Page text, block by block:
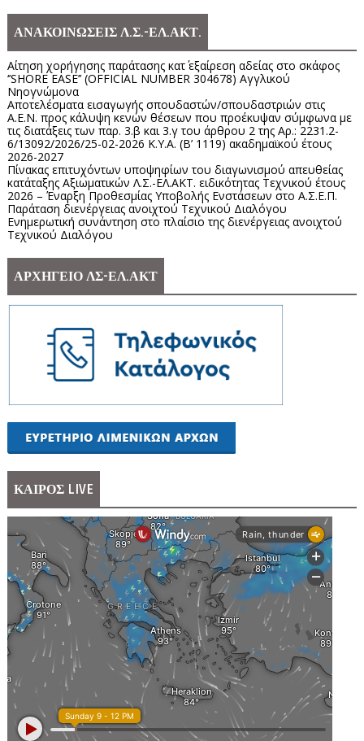
ΑΝΑΚΟΙΝΩΣΕΙΣ Λ.Σ.-ΕΛ.ΑΚΤ.
Αίτηση χορήγησης παράτασης κατ΄ εξαίρεση αδείας στο σκάφος
‘’SHORE EASE’’ (OFFICIAL NUMBER 304678) Αγγλικού
Νηογνώμονα
Αποτελέσματα εισαγωγής σπουδαστών/σπουδαστριών στις
Α.Ε.Ν. προς κάλυψη κενών θέσεων που προέκυψαν σύμφωνα με
τις διατάξεις των παρ. 3.β και 3.γ του άρθρου 2 της Αρ.: 2231.2-
6/13092/2026/25-02-2026 Κ.Υ.Α. (Β’ 1119) ακαδημαϊκού έτους
2026-2027
Πίνακας επιτυχόντων υποψηφίων του διαγωνισμού απευθείας
κατάταξης Αξιωματικών Λ.Σ.-ΕΛ.ΑΚΤ. ειδικότητας Τεχνικού έτους
2026 – Έναρξη Προθεσμίας Υποβολής Ενστάσεων στο Α.Σ.Ε.Π.
Παράταση διενέργειας ανοιχτού Τεχνικού Διαλόγου
Ενημερωτική συνάντηση στο πλαίσιο της διενέργειας ανοιχτού
Τεχνικού Διαλόγου
ΑΡΧΗΓΕΙΟ ΛΣ-ΕΛ.ΑΚΤ
ΚΑΙΡΟΣ LIVE